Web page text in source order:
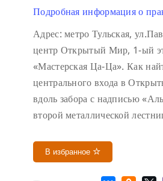
Подробная информация о
Адрес: метро Тульская,
центр Открытый Мир, 1-ый
«Мастерская Ца-Ца». Как
центрального входа в
вдоль забора с надписью
второй металлической
В избранное